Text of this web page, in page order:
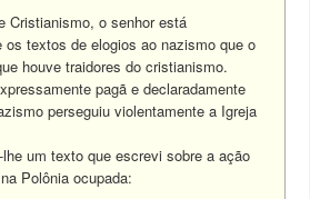
Cristianismo, o senhor está
os textos de elogios ao nazismo que o
houve traidores do cristianismo.
pagã e declaradamente
perseguiu violentamente a Igreja
um texto que escrevi sobre a ação
Polônia ocupada: